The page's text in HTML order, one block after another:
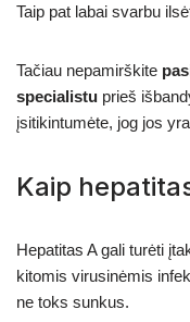
Taip pat labai svarbu
Tačiau nepamirškite
specialistu prieš
įsitikintumėte, jog jos
Kaip
Hepatitas A gali turėti
kitomis virusinėmis
ne toks sunkus.